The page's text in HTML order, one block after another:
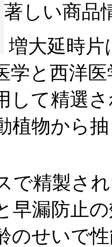
著しい商品
増大延時片
学と西洋
して精選
植物から抽
で精製さ
早漏防止
のせいで